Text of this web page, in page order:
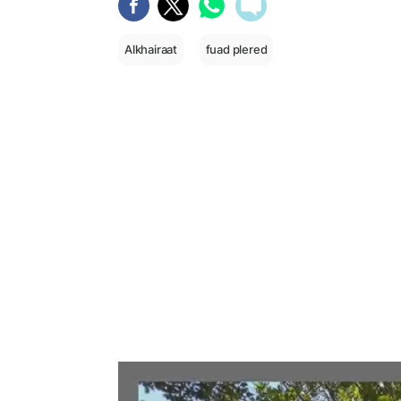
Alkhairaat fuad plered